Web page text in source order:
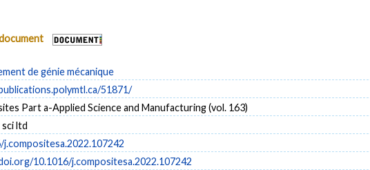
de génie mécanique
51871/
Part a-Applied Science and Manufacturing (vol. 163)
sci ltd
j.compositesa.2022.107242
10.1016/j.compositesa.2022.107242